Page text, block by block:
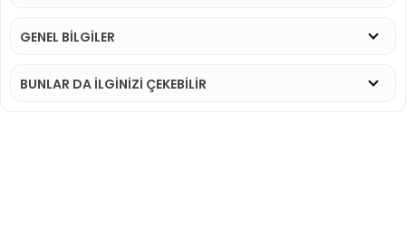
GENEL BİLGİLER
BUNLAR DA İLGINIZI ÇEKEBILIR